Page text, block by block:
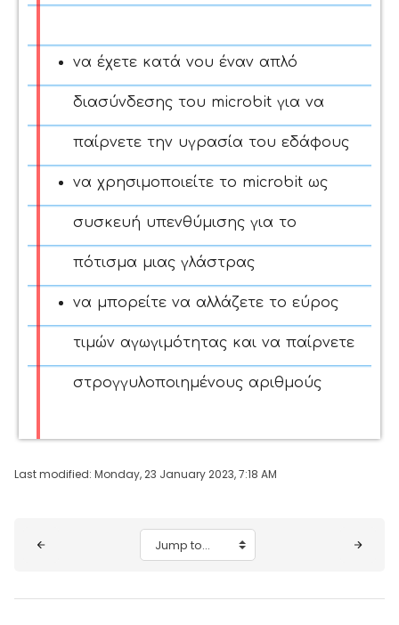
να έχετε κατά νου έναν απλό
διασύνδεσης του microbit για να
παίρνετε την υγρασία του εδάφους
να χρησιμοποιείτε το microbit ως
συσκευή υπενθύμισης για το
πότισμα μιας γλάστρας
να μπορείτε να αλλάζετε το εύρος
τιμών αγωγιμότητας και να παίρνετε
στρογγυλοποιημένους αριθμούς
Last modified: Monday, 23 January 2023, 7:18 AM
Jump to...